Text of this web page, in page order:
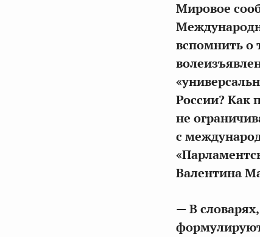
Мировое
вспомнить о
России? Как
не
с
Валентина
— В